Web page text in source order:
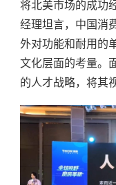
将北美市场的成功
经理坦言，中国消
外对功能和耐用的
文化层面的考量。
的人才战略，将其